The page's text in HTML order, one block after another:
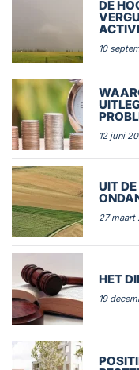
DE
10
12 juni
UIT
27 maart
HET
19